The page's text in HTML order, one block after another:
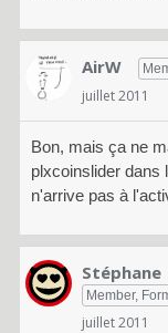
AirW
juillet 2011
Bon, mais ça ne
plxcoinslider dans
n'arrive pas à
Stéphane
Member,
juillet 2011